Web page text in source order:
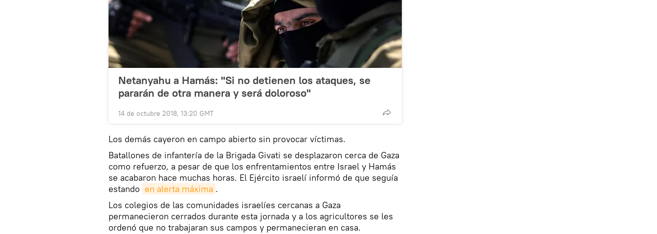
Netanyahu a Hamás: "Si no detienen los ataques, se
pararán de otra manera y será doloroso"
14 de octubre 2018, 13:20 GMT
Los demás cayeron en campo abierto sin provocar víctimas.
Batallones de infantería de la Brigada Givati se desplazaron cerca de Gaza
como refuerzo, a pesar de que los enfrentamientos entre Israel y Hamás
se acabaron hace muchas horas. El Ejército israelí informó de que seguía
estando en alerta máxima .
Los colegios de las comunidades israelíes cercanas a Gaza
permanecieron cerrados durante esta jornada y a los agricultores se les
ordenó que no trabajaran sus campos y permanecieran en casa.